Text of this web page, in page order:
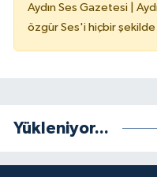
Aydın Ses Gazetesi |
özgür Ses'i hiçbir
Yükleniyor...